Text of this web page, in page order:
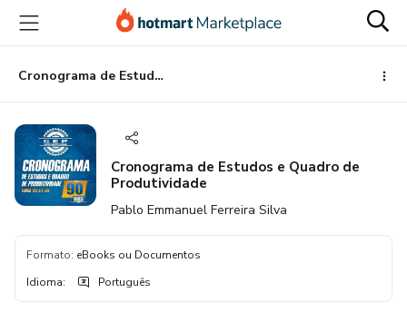
para
conteúdo
principal
para
pagamento
para
rodapé
Cronograma de Estudos e Quadro de Produtividade
Cronograma de Estudos e Quadro de
Produtividade
Pablo Emmanuel Ferreira Silva
Formato: eBooks ou Documentos
Idioma: Português